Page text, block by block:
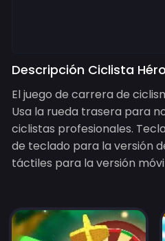
Descripción Ciclista
El juego de carrera de
Usa la rueda trasera para
ciclistas profesionales.
de teclado para la versión
táctiles para la versión